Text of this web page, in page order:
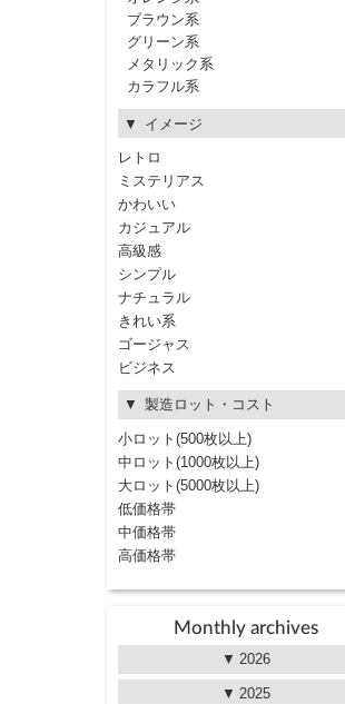
ブラウン系
グリーン系
メタリック系
カラフル系
イメージ
レトロ
ミステリアス
かわいい
カジュアル
高級感
シンプル
ナチュラル
きれい系
ゴージャス
ビジネス
製造ロット・コスト
小ロット(500枚以上)
中ロット(1000枚以上)
大ロット(5000枚以上)
低価格帯
中価格帯
高価格帯
Monthly archives
2026
2025